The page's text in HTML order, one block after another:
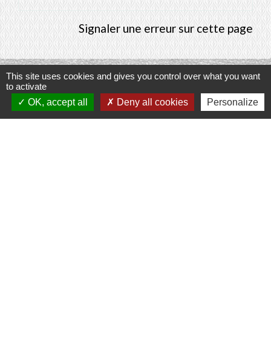
Signaler une erreur sur cette page
Contacts
Commune de Prunay-Cassereau
This site uses cookies and gives you control over what you want
to activate
OK, accept all
Deny all cookies Personalize